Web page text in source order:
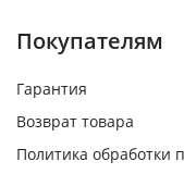
Покупателям
Гарантия
Возврат товара
Политика обработки